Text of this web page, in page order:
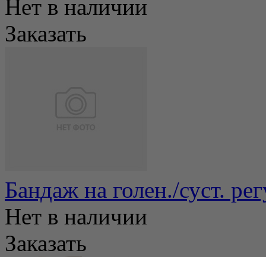
Нет в наличии
Заказать
Бандаж на голен./суст.
Нет в наличии
Заказать